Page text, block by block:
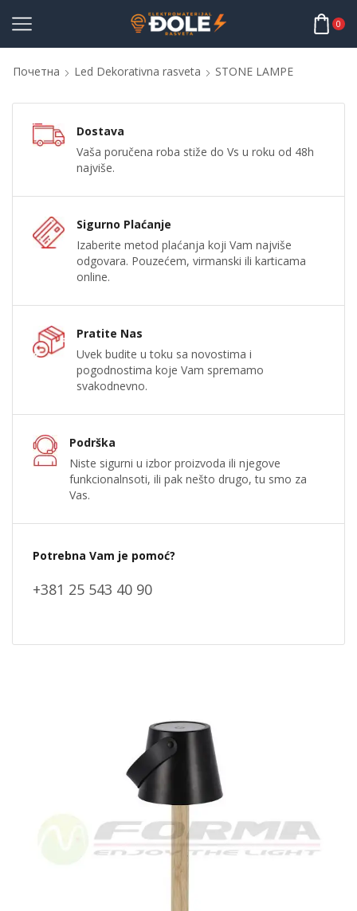
0
Почетна Led Dekorativna rasveta STONE LAMPE
Dostava
Vaša poručena roba stiže do Vs u roku od 48h
najviše.
Sigurno Plaćanje
Izaberite metod plaćanja koji Vam najviše
odgovara. Pouzećem, virmanski ili karticama
online.
Pratite Nas
Uvek budite u toku sa novostima i
pogodnostima koje Vam spremamo
svakodnevno.
Podrška
Niste sigurni u izbor proizvoda ili njegove
funkcionalnsoti, ili pak nešto drugo, tu smo za
Vas.
Potrebna Vam je pomoć?
+381 25 543 40 90